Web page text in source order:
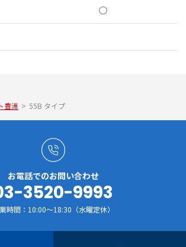
◯
豊洲 > 55B タイプ
お電話でのお問い合わせ
3520-9993
時間：10:00～18:30（水曜定休）